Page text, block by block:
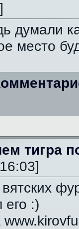
думали
место
тигра
его :)